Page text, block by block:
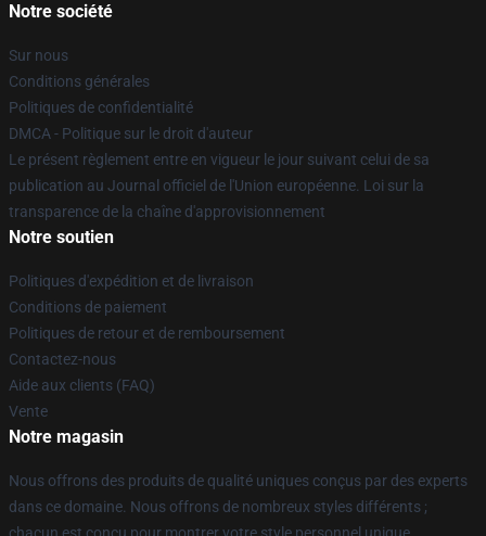
Notre société
Sur nous
Conditions générales
Politiques de confidentialité
DMCA - Politique sur le droit d'auteur
Le présent règlement entre en vigueur le jour suivant celui de sa
publication au Journal officiel de l'Union européenne. Loi sur la
transparence de la chaîne d'approvisionnement
Notre soutien
Politiques d'expédition et de livraison
Conditions de paiement
Politiques de retour et de remboursement
Contactez-nous
Aide aux clients (FAQ)
Vente
Notre magasin
Nous offrons des produits de qualité uniques conçus par des experts
dans ce domaine. Nous offrons de nombreux styles différents ;